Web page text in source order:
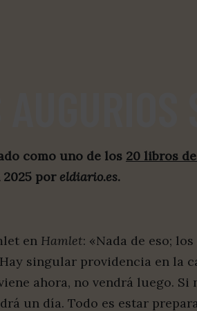
como uno de los 20 libros
por eldiario.es.
en Hamlet: «Nada de eso;
singular providencia en la
ahora, no vendrá luego. Si
un día. Todo es estar